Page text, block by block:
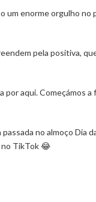
um enorme orgulho no
pela positiva,
aqui. Começámos
no almoço Dia
no TikTok 😂